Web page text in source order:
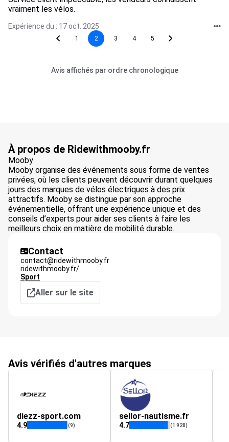
vraiment les vélos.
Expérience du : 17 oct. 2025
1 2 3 4 5
Avis affichés par ordre chronologique
À propos de Ridewithmooby.fr
Mooby
Mooby organise des événements sous forme de ventes
privées, où les clients peuvent découvrir durant quelques
jours des marques de vélos électriques à des prix
attractifs. Mooby se distingue par son approche
événementielle, offrant une expérience unique et des
conseils d’experts pour aider ses clients à faire les
meilleurs choix en matière de mobilité durable.
Contact
contact@ridewithmooby.fr
ridewithmooby.fr/
Sport
Aller sur le site
Avis vérifiés d'autres marques
diezz-sport.com
4.9 (9)
sellor-nautisme.fr
4.7 (1 928)